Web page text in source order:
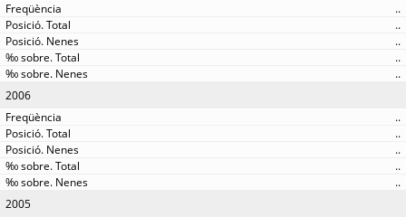
..
..
..
..
..
2006
..
..
..
..
..
2005